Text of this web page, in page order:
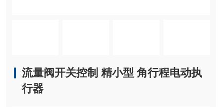
流量阀开关控制 精小型 角行程电动执
行器